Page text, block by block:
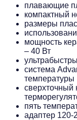
плавающие
компактный
размеры
мощность
– 40 Вт
система
температуры
сверхточный
пять
адаптер 120-